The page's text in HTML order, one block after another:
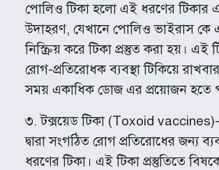
পোলিও টিকা হলো এই ধরণের টিকার
উদাহরণ, যেখানে পোলিও ভাইরাস কে
নিস্ক্রিয় করে টিকা প্রস্তুত করা হয়। এই
রোগ-প্রতিরোধক ব্যবস্থা টিকিয়ে
সময় একাধিক ডোজ এর প্রয়োজন হতে
৩. টক্সয়েড টিকা (Toxoid vaccines)-
দ্বারা সংগঠিত রোগ প্রতিরোধের জন্য
ধরণের টিকা। এই টিকা প্রস্তুতিতে